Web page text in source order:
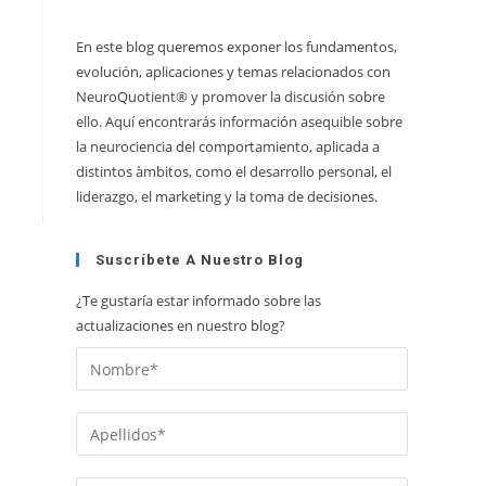
En este blog queremos exponer los fundamentos,
evolución, aplicaciones y temas relacionados con
NeuroQuotient® y promover la discusión sobre
ello. Aquí encontrarás información asequible sobre
la neurociencia del comportamiento, aplicada a
distintos àmbitos, como el desarrollo personal, el
liderazgo, el marketing y la toma de decisiones.
Suscríbete A Nuestro Blog
¿Te gustaría estar informado sobre las
actualizaciones en nuestro blog?